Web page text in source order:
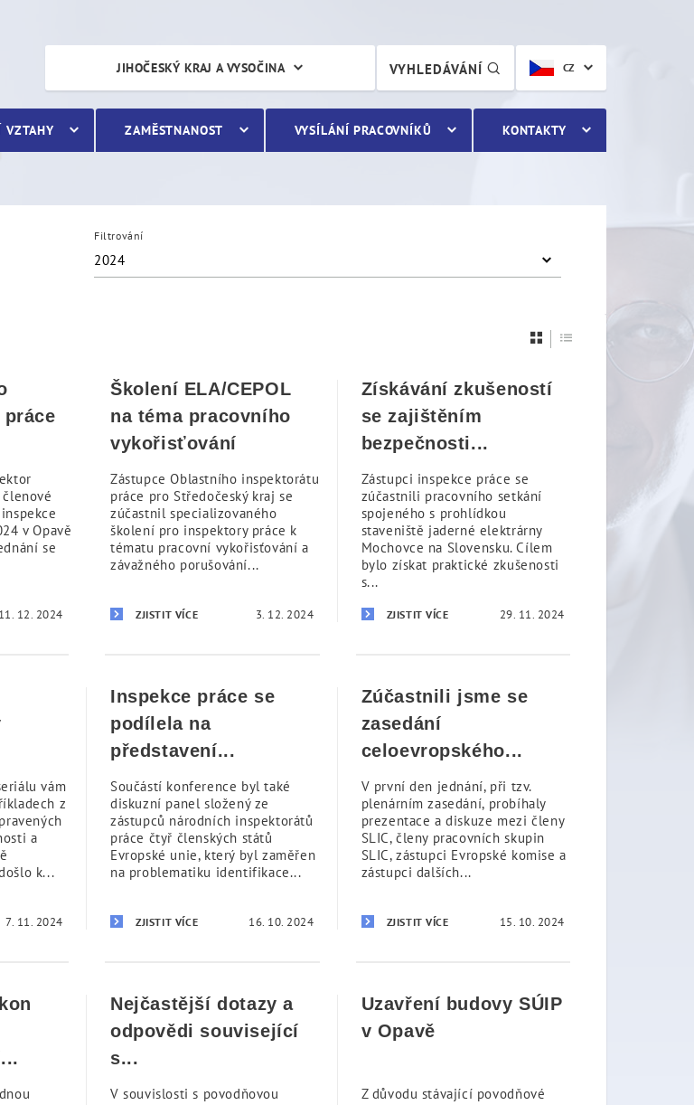
CZ
VYHLEDÁVÁNÍ
JIHOČESKÝ KRAJ A VYSOČINA
VZTAHY ZAMĚSTNANOST VYSÍLÁNÍ PRACOVNÍKŮ KONTAKTY
Filtrování
2024
v Opavě
se
11. 12. 2024
Školení ELA/CEPOL
na téma pracovního
vykořisťování
Zástupce Oblastního inspektorátu
práce pro Středočeský kraj se
zúčastnil specializovaného
školení pro inspektory práce k
tématu pracovní vykořisťování a
závažného porušování...
ZJISTIT VÍCE 3. 12. 2024
Získávání zkušeností
se zajištěním
bezpečnosti...
Zástupci inspekce práce se
zúčastnili pracovního setkání
spojeného s prohlídkou
staveniště jaderné elektrárny
Mochovce na Slovensku. Cílem
bylo získat praktické zkušenosti
s...
ZJISTIT VÍCE 29. 11. 2024
vám
z
a
k...
7. 11. 2024
Inspekce práce se
podílela na
představení...
Součástí konference byl také
diskuzní panel složený ze
zástupců národních inspektorátů
práce čtyř členských států
Evropské unie, který byl zaměřen
na problematiku identifikace...
ZJISTIT VÍCE 16. 10. 2024
Zúčastnili jsme se
zasedání
celoevropského...
V první den jednání, při tzv.
plenárním zasedání, probíhaly
prezentace a diskuze mezi členy
SLIC, členy pracovních skupin
SLIC, zástupci Evropské komise a
zástupci dalších...
ZJISTIT VÍCE 15. 10. 2024
Nejčastější dotazy a
odpovědi související
s...
V souvislosti s povodňovou
Uzavření budovy SÚIP
v Opavě
Z důvodu stávající povodňové